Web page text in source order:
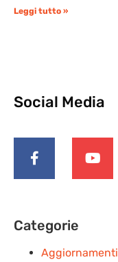
Leggi tutto »
Social Media
Categorie
Aggiornamenti